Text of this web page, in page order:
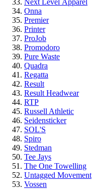
Next Level Apparel
Onna
Premier
Printer
ProJob
Promodoro
Pure Waste
Quadra
Regatta
Result
Result Headwear
RTP
Russell Athletic
Seidensticker
SOL'S
Spiro
Stedman
Tee Jays
The One Towelling
Untagged Movement
Vossen